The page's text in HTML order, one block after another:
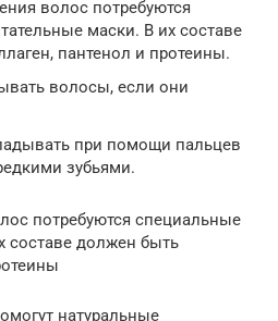
волос потребуются
маски. В их составе
пантенол и протеины.
волосы, если они
при помощи пальцев
зубьями.
потребуются специальные
составе должен быть
натуральные